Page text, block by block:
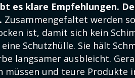
es klare Empfehlungen.
Zusammengefaltet werden
ist, damit sich kein
Schutzhülle. Sie hält
langsamer ausbleicht.
müssen und teure Produkte